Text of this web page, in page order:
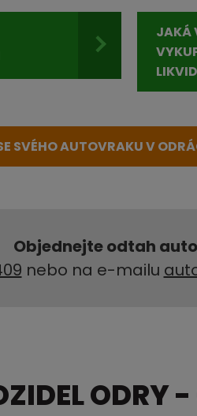
JAKÁ
SVÉHO AUTOVRAKU V
Objednejte odtah
nebo na e-mailu
ODRY